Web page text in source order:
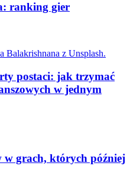
ranking gier
postaci: jak trzymać
w jednym
grach, których później